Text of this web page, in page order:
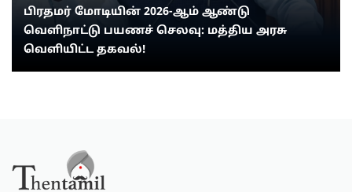
பிரதமர் மோடியின் 2026-ஆம் ஆண்டு
வெளிநாட்டு பயணச் செலவு: மத்திய அரசு
வெளியிட்ட தகவல்!